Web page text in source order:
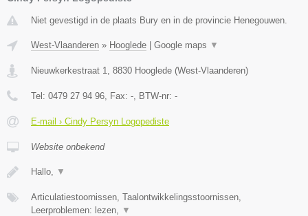
Niet gevestigd in de plaats Bury en in de provincie Henegouwen.
West-Vlaanderen » Hooglede | Google maps ▼
Nieuwkerkestraat 1 8830 Hooglede (West-Vlaanderen)
Tel: 0479 27 94 96 , Fax: - , BTW-nr: -
E-mail › Cindy Persyn Logopediste
Website onbekend
Hallo, ▼
Articulatiestoornissen, Taalontwikkelingsstoornissen,
Leerproblemen: lezen,
▼